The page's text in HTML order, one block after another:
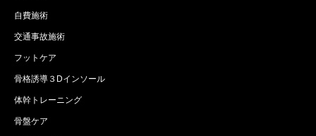
自費施術
交通事故施術
フットケア
骨格誘導３Dインソール
体幹トレーニング
骨盤ケア